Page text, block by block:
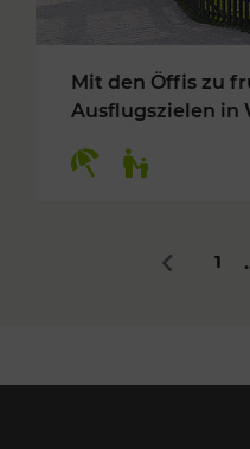
Mit den Öffis zu
Ausflugszielen in
Zurück
1